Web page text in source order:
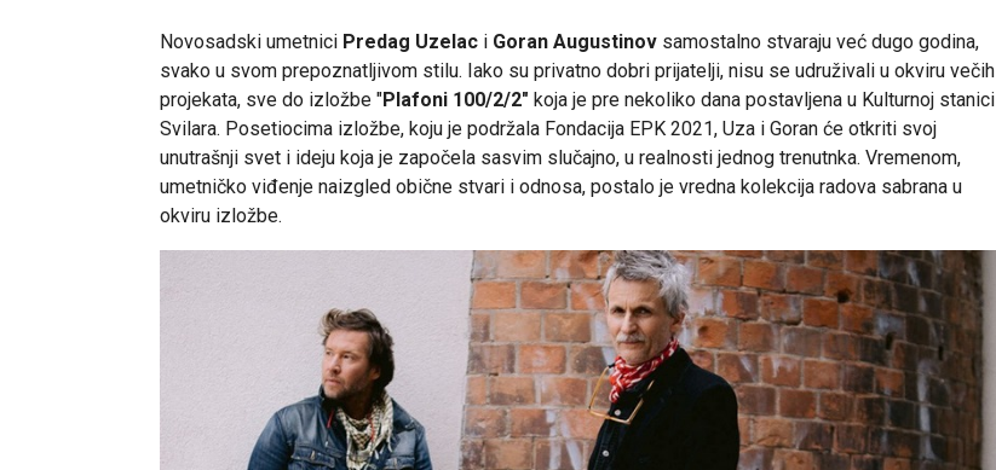
Novosadski umetnici Predag Uzelac i Goran Augustinov samostalno stvaraju već dugo godina,
svako u svom prepoznatljivom stilu. Iako su privatno dobri prijatelji, nisu se udruživali u okviru večih
projekata, sve do izložbe "Plafoni 100/2/2" koja je pre nekoliko dana postavljena u Kulturnoj stanici
Svilara. Posetiocima izložbe, koju je podržala Fondacija EPK 2021, Uza i Goran će otkriti svoj
unutrašnji svet i ideju koja je započela sasvim slučajno, u realnosti jednog trenutnka. Vremenom,
umetničko viđenje naizgled obične stvari i odnosa, postalo je vredna kolekcija radova sabrana u
okviru izložbe.